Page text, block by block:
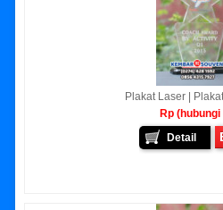
Plakat Laser |
Rp
Detail